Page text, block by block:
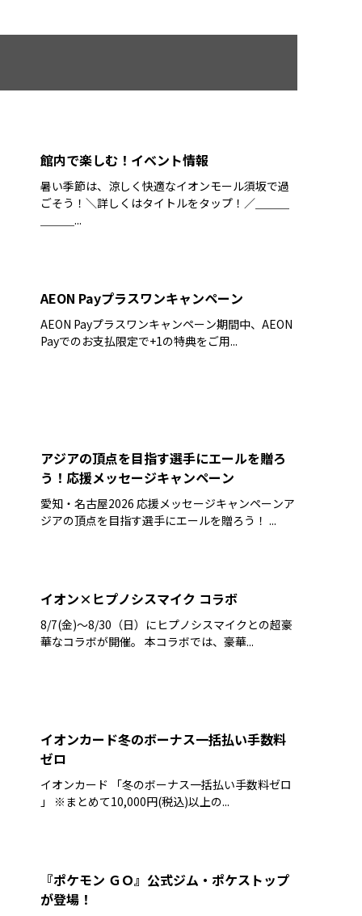
館内で楽しむ！イベント情報
暑い季節は、涼しく快適なイオンモール須坂で過
ごそう！＼詳しくはタイトルをタップ！／＿＿＿
＿＿＿...
AEON Payプラスワンキャンペーン
AEON Payプラスワンキャンペーン期間中、AEON
Payでのお支払限定で+1の特典をご用...
アジアの頂点を目指す選手にエールを贈ろ
う！応援メッセージキャンペーン
愛知・名古屋2026 応援メッセージキャンペーンア
ジアの頂点を目指す選手にエールを贈ろう！ ...
イオン×ヒプノシスマイク コラボ
8/7(金)～8/30（日）にヒプノシスマイクとの超豪
華なコラボが開催。 本コラボでは、豪華...
イオンカード冬のボーナス一括払い手数料
ゼロ
イオンカード 「冬のボーナス一括払い手数料ゼロ
」 ※まとめて10,000円(税込)以上の...
『ポケモン ＧＯ』公式ジム・ポケストップ
が登場！